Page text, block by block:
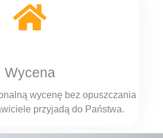
Wycena
wycenę bez opuszczania
przyjadą do Państwa.